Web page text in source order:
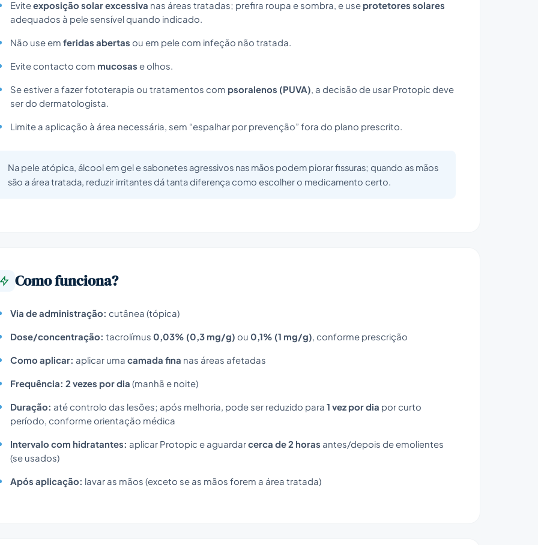
Eviteexposição solar excessiva nas áreas tratadas; prefira roupa e sombra, e use protetores solares
adequados à pele sensível quando indicado.
Não use em feridas abertas ou em pele com infeção não tratada.
Evite contacto com mucosas e olhos.
Se estiver a fazer fototerapia ou tratamentos com psoralenos (PUVA) , a decisão de usar Protopic deve
ser do dermatologista.
Limite a aplicação à área necessária, sem “espalhar por prevenção” fora do plano prescrito.
Na pele atópica, álcool em gel e sabonetes agressivos nas mãos podem piorar fissuras; quando as mãos
são a área tratada, reduzir irritantes dá tanta diferença como escolher o medicamento certo.
Como funciona?
Via de administração: cutânea (tópica)
Dose/concentração: tacrolímus 0,03% (0,3 mg/g) ou 0,1% (1 mg/g) , conforme prescrição
Como aplicar: aplicar uma camada fina nas áreas afetadas
Frequência: 2 vezes por dia (manhã e noite)
Duração: até controlo das lesões; após melhoria, pode ser reduzido para 1 vez por dia por curto
período, conforme orientação médica
Intervalo com hidratantes: aplicar Protopic e aguardarcerca de 2 horas antes/depois de emolientes
(se usados)
Após aplicação: lavar as mãos (exceto se as mãos forem a área tratada)